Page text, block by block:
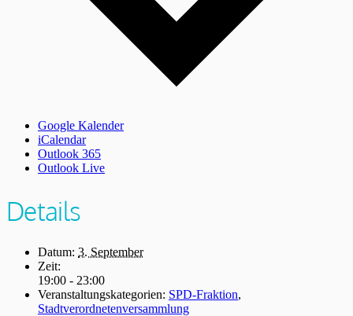
Google Kalender
iCalendar
Outlook 365
Outlook Live
Details
Datum: 3. September
Zeit:
19:00 - 23:00
Veranstaltungskategorien: SPD-Fraktion,
Stadtverordnetenversammlung